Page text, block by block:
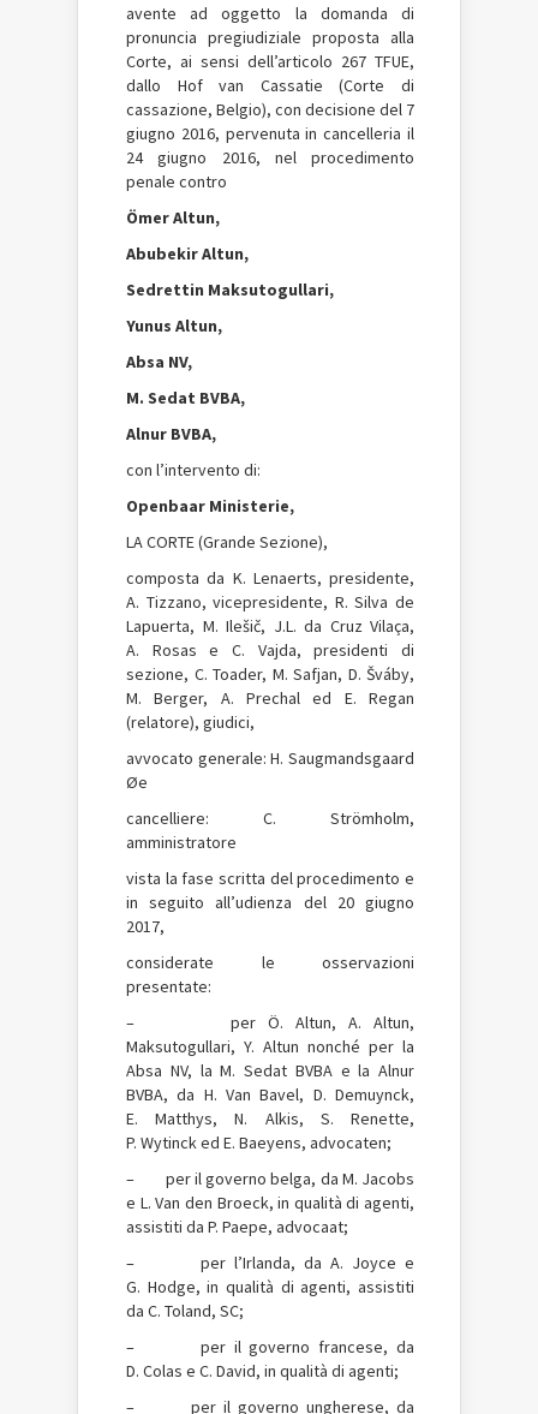
avente ad oggetto la domanda di
pronuncia pregiudiziale proposta alla
Corte, ai sensi dell’articolo 267 TFUE,
dallo Hof van Cassatie (Corte di
cassazione, Belgio), con decisione del 7
giugno 2016, pervenuta in cancelleria il
24 giugno 2016, nel procedimento
penale contro
Ömer Altun,
Abubekir Altun,
Sedrettin Maksutogullari,
Yunus Altun,
Absa NV,
M. Sedat BVBA,
Alnur BVBA,
con l’intervento di:
Openbaar Ministerie,
LA CORTE (Grande Sezione),
composta da K. Lenaerts, presidente,
A. Tizzano, vicepresidente, R. Silva de
Lapuerta, M. Ilešič, J.L. da Cruz Vilaça,
A. Rosas e C. Vajda, presidenti di
sezione, C. Toader, M. Safjan, D. Šváby,
M. Berger, A. Prechal ed E. Regan
(relatore), giudici,
avvocato generale: H. Saugmandsgaard
Øe
cancelliere: C. Strömholm,
amministratore
vista la fase scritta del procedimento e
in seguito all’udienza del 20 giugno
2017,
considerate le osservazioni
presentate:
– per Ö. Altun, A. Altun,
Maksutogullari, Y. Altun nonché per la
Absa NV, la M. Sedat BVBA e la Alnur
BVBA, da H. Van Bavel, D. Demuynck,
E. Matthys, N. Alkis, S. Renette,
P. Wytinck ed E. Baeyens, advocaten;
– per il governo belga, da M. Jacobs
e L. Van den Broeck, in qualità di agenti,
assistiti da P. Paepe, advocaat;
– per l’Irlanda, da A. Joyce e
G. Hodge, in qualità di agenti, assistiti
da C. Toland, SC;
– per il governo francese, da
D. Colas e C. David, in qualità di agenti;
– per il governo ungherese, da